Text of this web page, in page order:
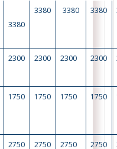
3380
3380 3380 3380
2300 2300 2300 2300
1750 1750 1750 1750
2750 2750 2750 2750